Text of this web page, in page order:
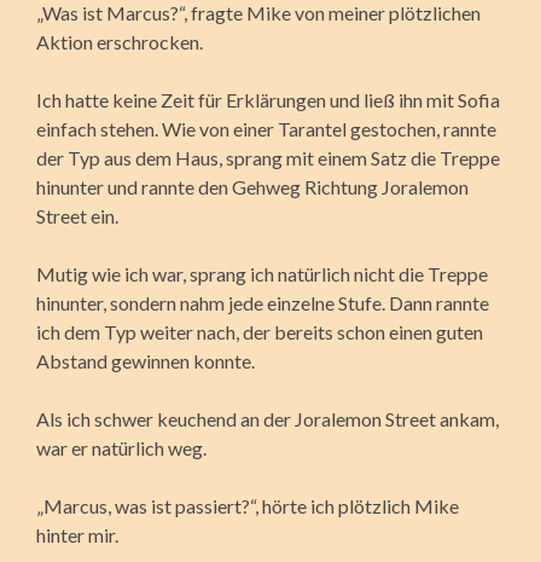
„Was ist Marcus?“, fragte Mike von meiner plötzlichen
Aktion erschrocken.
Ich hatte keine Zeit für Erklärungen und ließ ihn mit Sofia
einfach stehen. Wie von einer Tarantel gestochen, rannte
der Typ aus dem Haus, sprang mit einem Satz die Treppe
hinunter und rannte den Gehweg Richtung Joralemon
Street ein.
Mutig wie ich war, sprang ich natürlich nicht die Treppe
hinunter, sondern nahm jede einzelne Stufe. Dann rannte
ich dem Typ weiter nach, der bereits schon einen guten
Abstand gewinnen konnte.
Als ich schwer keuchend an der Joralemon Street ankam,
war er natürlich weg.
„Marcus, was ist passiert?“, hörte ich plötzlich Mike
hinter mir.